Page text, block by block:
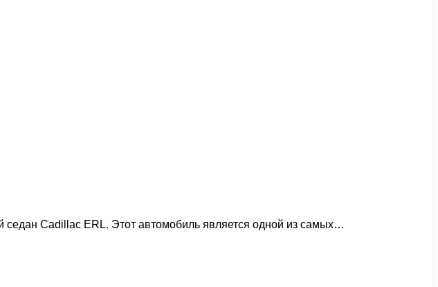
Cadillac ERL. Этот автомобиль является одной из самых…